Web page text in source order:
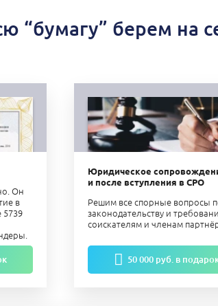
“бумагу” берем на
Он
в
5739
Юридическое
и после вступления в СРО
Решим все спорные вопросы
законодательству и
соискателям и членам
50 000 руб. в